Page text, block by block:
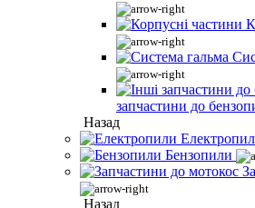
запчастини до
Назад
Бензопили
Назад